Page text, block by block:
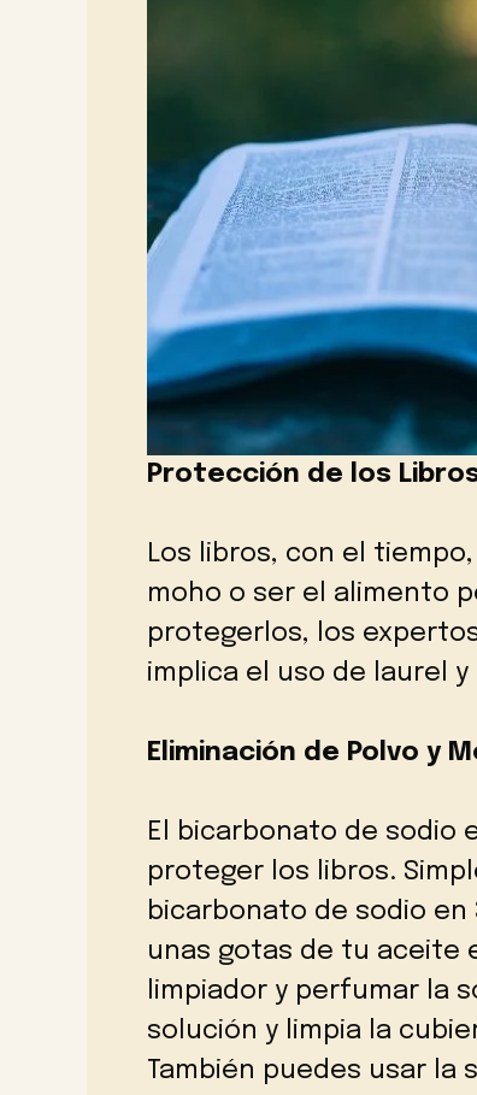
Protección de los
Los libros, con el
moho o ser el alimento
protegerlos, los
implica el uso de laurel
Eliminación de Polvo y
El bicarbonato de sodio
proteger los libros.
bicarbonato de sodio en
unas gotas de tu aceite
limpiador y perfumar la
solución y limpia la
También puedes usar